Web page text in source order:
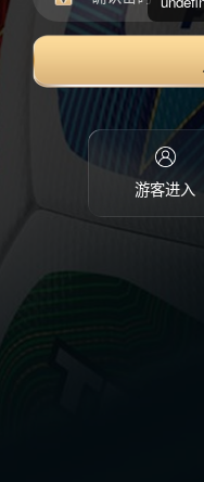
游客进入